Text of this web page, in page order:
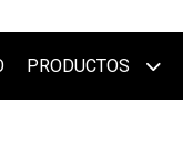
PRODUCTOS